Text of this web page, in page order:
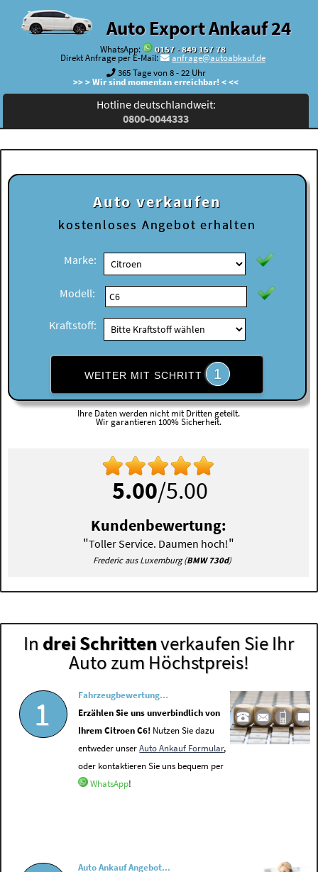
Auto Export Ankauf 24
WhatsApp:
0157 - 849 157 78
Direkt Anfrage per E-Mail:
anfrage@autoabkauf.de
365 Tage von 8 - 22 Uhr
>> > Wir sind momentan erreichbar! < <<
Hotline deutschlandweit:
0800-0044333
Auto verkaufen
kostenloses Angebot erhalten
Marke:
Modell:
Kraftstoff:
WEITER MIT SCHRITT 1
Ihre Daten werden nicht mit Dritten geteilt.
Wir garantieren 100% Sicherheit.
5.00/5.00
Kundenbewertung:
"Toller Service. Daumen hoch!"
Frederic aus Luxemburg (BMW 730d)
In drei Schrittenverkaufen Sie Ihr
Auto zum Höchstpreis!
1
Fahrzeugbewertung...
Erzählen Sie uns unverbindlich von
Ihrem Citroen C6! Nutzen Sie dazu
entweder unserAuto Ankauf Formular,
oder kontaktieren Sie uns bequem per
WhatsApp!
Auto Ankauf Angebot...